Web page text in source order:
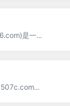
是一...